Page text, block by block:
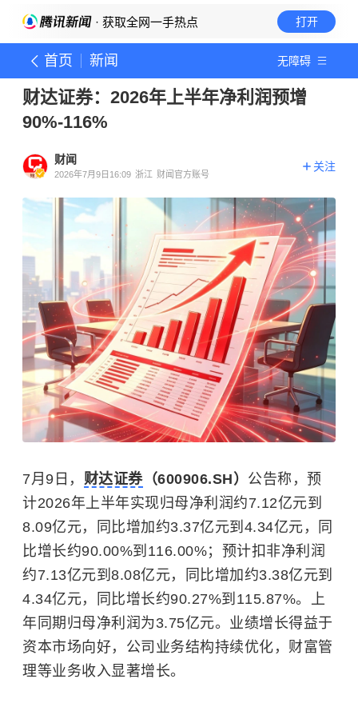
· 获取全网一手热点 打开
首页 新闻 无障碍
财达证券：2026年上半年净利润预增
90%-116%
财闻
2026年7月9日16:09 浙江 财闻官方账号
关注
7月9日， 财达证券（600906.SH） 公告称，预
计2026年上半年实现归母净利润约7.12亿元到
8.09亿元，同比增加约3.37亿元到4.34亿元，同
比增长约90.00%到116.00%；预计扣非净利润
约7.13亿元到8.08亿元，同比增加约3.38亿元到
4.34亿元，同比增长约90.27%到115.87%。上
年同期归母净利润为3.75亿元。业绩增长得益于
资本市场向好，公司业务结构持续优化，财富管
理等业务收入显著增长。